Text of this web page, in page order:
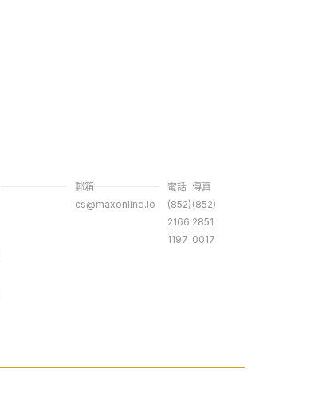
郵箱
cs@maxonline.io
電話
(852)
2166
1197
傳真
(852)
2851
0017